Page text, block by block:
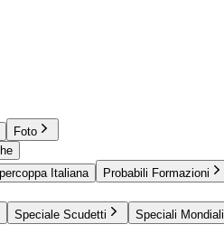
Foto
Italiana Probabili Formazioni
Speciale Scudetti Speciali Mondiali